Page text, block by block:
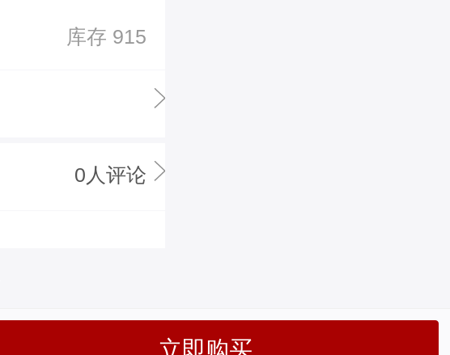
库存 915
0人评论
立即购买